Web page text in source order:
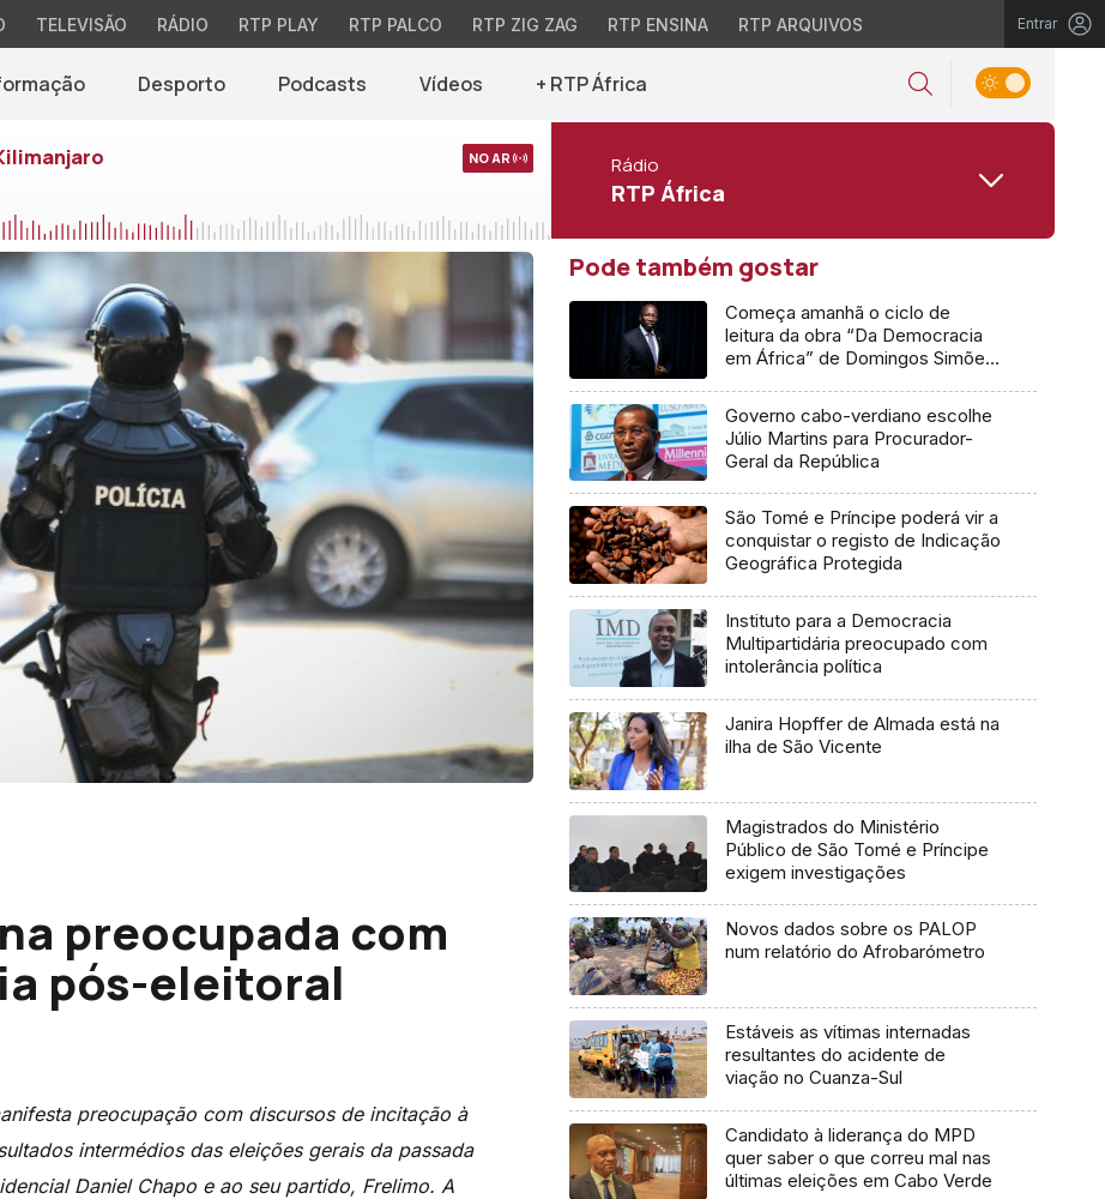
TELEVISÃO RÁDIO RTP PLAY RTP PALCO RTP ZIG ZAG RTP ENSINA RTP ARQUIVOS Entrar
Desporto Podcasts Vídeos + RTP África
NO AR Rádio
RTP África
preocupada com
pós-eleitoral
preocupação com discursos de incitação à
intermédios das eleições gerais da passada
Daniel Chapo e ao seu partido, Frelimo. A
Pode também gostar
Começa amanhã o ciclo de
leitura da obra “Da Democracia
em África” de Domingos Simões
Governo cabo-verdiano escolhe
Júlio Martins para Procurador-
Geral da República
São Tomé e Príncipe poderá vir a
conquistar o registo de Indicação
Geográfica Protegida
Instituto para a Democracia
Multipartidária preocupado com
intolerância política
Janira Hopffer de Almada está na
ilha de São Vicente
Magistrados do Ministério
Público de São Tomé e Príncipe
exigem investigações
Novos dados sobre os PALOP
num relatório do Afrobarómetro
Estáveis as vítimas internadas
resultantes do acidente de
viação no Cuanza-Sul
Candidato à liderança do MPD
quer saber o que correu mal nas
últimas eleições em Cabo Verde